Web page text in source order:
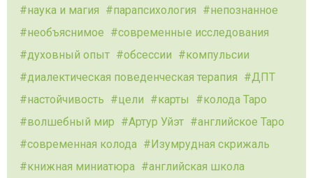
наука и магия
парапсихология
непознанное
необъяснимое
современные исследования
духовный опыт
обсессии
компульсии
диалектическая поведенческая терапия
ДПТ
настойчивость
цели карты
колода Таро
волшебный мир
Артур Уйэт
английское Таро
современная колода
Изумрудная скрижаль
книжная миниатюра
английская школа